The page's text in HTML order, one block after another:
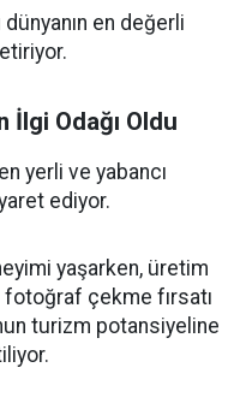
en değerli
İlgi Odağı Oldu
yerli ve yabancı
ediyor.
yaşarken, üretim
çekme fırsatı
turizm potansiyeline